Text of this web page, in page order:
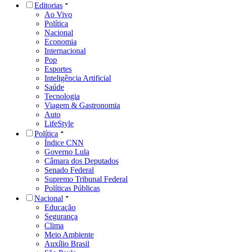
Editorias
Ao Vivo
Política
Nacional
Economia
Internacional
Pop
Esportes
Inteligência Artificial
Saúde
Tecnologia
Viagem & Gastronomia
Auto
LifeStyle
Política
Índice CNN
Governo Lula
Câmara dos Deputados
Senado Federal
Supremo Tribunal Federal
Políticas Públicas
Nacional
Educação
Segurança
Clima
Meio Ambiente
Auxílio Brasil